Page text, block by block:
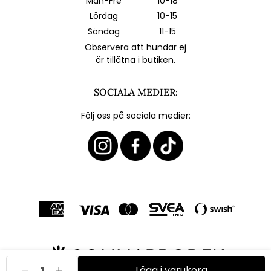
Lördag
10-15
Söndag
11-15
Observera att hundar ej
är tillåtna i butiken.
SOCIALA MEDIER:
Följ oss på sociala medier: